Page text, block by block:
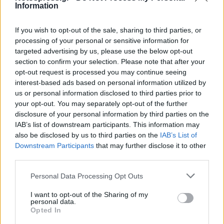
Information
If you wish to opt-out of the sale, sharing to third parties, or
processing of your personal or sensitive information for
targeted advertising by us, please use the below opt-out
section to confirm your selection. Please note that after your
opt-out request is processed you may continue seeing
interest-based ads based on personal information utilized by
us or personal information disclosed to third parties prior to
your opt-out. You may separately opt-out of the further
disclosure of your personal information by third parties on the
IAB’s list of downstream participants. This information may
also be disclosed by us to third parties on the IAB’s List of
Downstream Participants that may further disclose it to other
Personal Data Processing Opt Outs
I want to opt-out of the Sharing of my
personal data.
Opted In
έχει καταβάλει στον ενάγοντα οποιοδήποτε
ποσό ως αποζημίωση για τη χρήση του. Η
μηνιαία μισθωτική αξία του διαμερίσματος
αυτού, λαμβανομένου υπόψη ότι λόγω της
ανωφέρειας της οδού …………. βρίσκεται σε
χαμηλότερο επίπεδο από το δρόμο και το
πεζοδρόμιο, καθώς και της παλαιότητας αυτού
(έτος κατασκευής του 1965) και των μισθωτικών
συνθηκών που επικρατούσαν τότε στην περιοχή,
για το έτος 2009 ανέρχονταν, κατά την κρίση του
Δικαστηρίου και σύμφωνα με τα διδάγματα της
τ.μ. ήτοι στο ποσό των 684,00 ευρώ (76.τμ.Χ9
ευρώ) και το ποσοστό του ενάγοντος στα 478,80
ευρώ (684,00 ευρώ Χ 70%). Συνεπώς για το